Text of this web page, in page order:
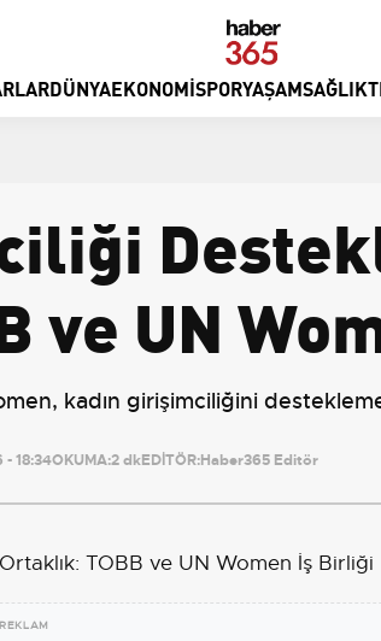
DÜNYAEKONOMISPORYAŞAMSAĞLIK
ve UN
kadın girişimciliğini
- 18:34OKUMA:2 dkEDİTÖR:Haber365 Editör
REKLAM